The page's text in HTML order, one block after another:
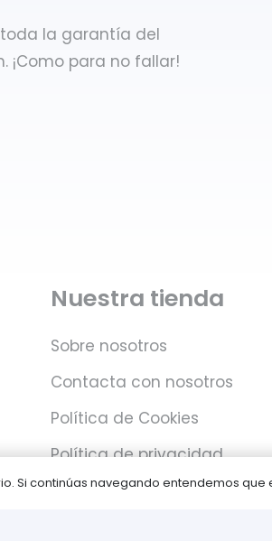
la garantía del
¡Como para no fallar!
Nuestra tienda
Sobre nosotros
Contacta con nosotros
Política de Cookies
Política de privacidad
Si continúas navegando entendemos que